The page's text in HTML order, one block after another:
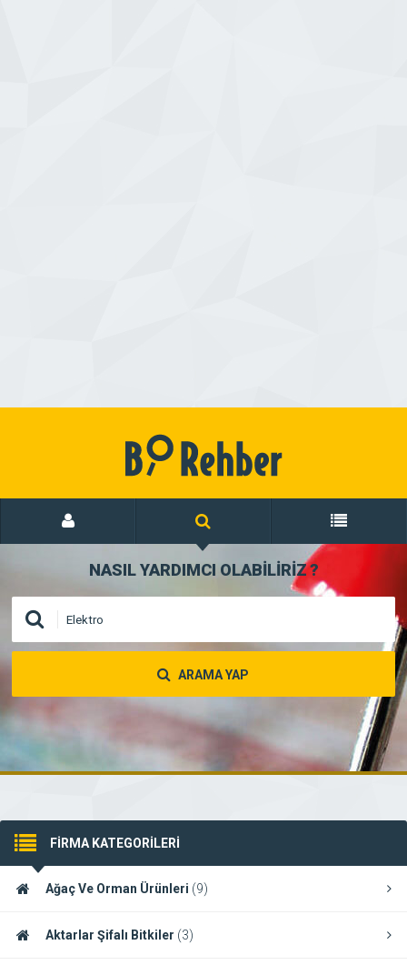
NASIL YARDIMCI OLABİLİRİZ?
ARAMA YAP
FİRMA KATEGORİLERİ
Ağaç Ve Orman Ürünleri (9)
Aktarlar Şifalı Bitkiler (3)